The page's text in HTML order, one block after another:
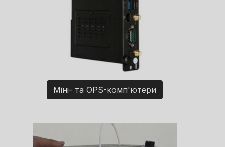
Міні- та OPS-комп'ютери